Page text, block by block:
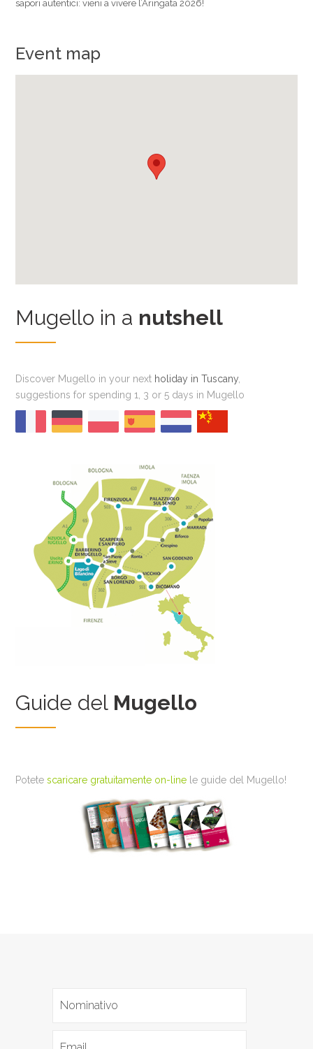
sapori autentici: vieni a vivere l’Aringata 2026!
Event map
Mugello in a nutshell
Discover Mugello in your next holiday in Tuscany
suggestions for spending 1, 3 or 5 days in Mugello
Guide del Mugello
Potetescaricare gratuitamente on-line le guide del Mugello!